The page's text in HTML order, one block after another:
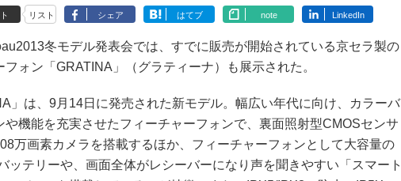
リスト シェア はてブ note LinkedIn
冬モデル発表会では、すでに販売が開始されている京セラ製の
フォン「GRATINA」（グラティーナ）も展示された。
」は、9月14日に発売された新モデル。幅広い年代に向け、カラーバ
や機能を充実させたフィーチャーフォンで、裏面照射型CMOSセンサ
万画素カメラを搭載するほか、フィーチャーフォンとして大容量の
ッテリーや、画面全体がレシーバーになり声を聞きやすい「スマート